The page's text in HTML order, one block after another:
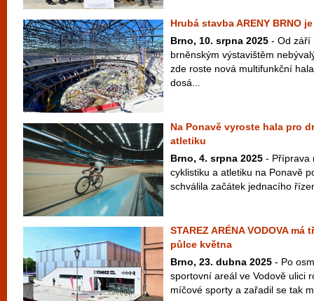
Hrubá stavba ARENY BRNO
Brno, 10. srpna 2025 - Od září
brněnským výstavištěm
zde roste nová multifunkční
dosá...
Na Ponavě vyroste hala pro
atletiku
Brno, 4. srpna 2025 - Příprava
cyklistiku a atletiku na Ponavě
schválila začátek jednacího
STAREZ ARÉNA VODOVA
půlce května
Brno, 23. dubna 2025 - Po
sportovní areál ve Vodově ulici
míčové sporty a zařadil se tak